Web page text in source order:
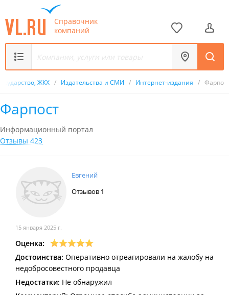
Справочник
компаний
ЖКХ / Издательства и СМИ / Интернет-издания /
Фарпост
Информационный портал
Отзывы 423
Евгений
Отзывов 1
15 января 2025 г.
Оценка:
Достоинства: Оперативно отреагировали на жалобу на
недобросовестного продавца
Недостатки: Не обнаружил